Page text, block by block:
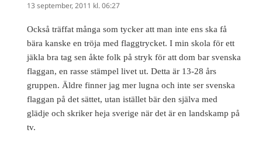
13 september, 2011 kl. 06:27
Också träffat många som tycker att man inte ens ska få
bära kanske en tröja med flaggtrycket. I min skola för ett
jäkla bra tag sen åkte folk på stryk för att dom bar svenska
flaggan, en rasse stämpel livet ut. Detta är 13-28 års
gruppen. Äldre finner jag mer lugna och inte ser svenska
flaggan på det sättet, utan istället bär den själva med
glädje och skriker heja sverige när det är en landskamp på
tv.